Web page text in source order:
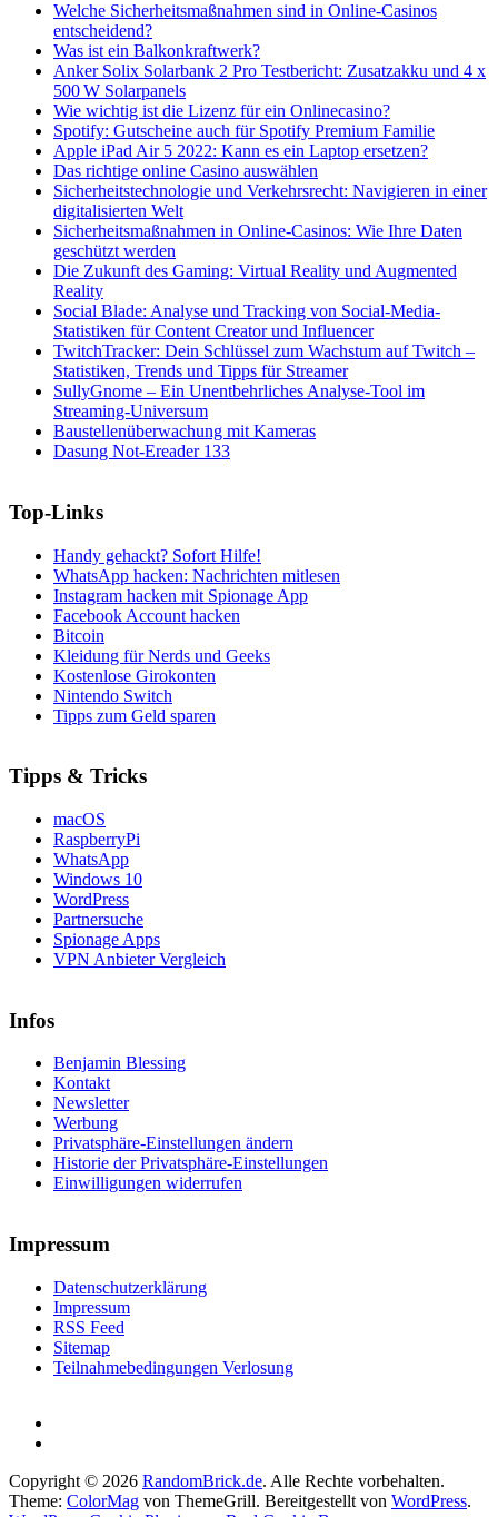
Welche Sicherheitsmaßnahmen sind in Online-Casinos
entscheidend?
Was ist ein Balkonkraftwerk?
Anker Solix Solarbank 2 Pro Testbericht: Zusatzakku und 4 x
500 W Solarpanels
Wie wichtig ist die Lizenz für ein Onlinecasino?
Spotify: Gutscheine auch für Spotify Premium Familie
Apple iPad Air 5 2022: Kann es ein Laptop ersetzen?
Das richtige online Casino auswählen
Sicherheitstechnologie und Verkehrsrecht: Navigieren in einer
digitalisierten Welt
Sicherheitsmaßnahmen in Online-Casinos: Wie Ihre Daten
geschützt werden
Die Zukunft des Gaming: Virtual Reality und Augmented
Reality
Social Blade: Analyse und Tracking von Social-Media-
Statistiken für Content Creator und Influencer
TwitchTracker: Dein Schlüssel zum Wachstum auf Twitch –
Statistiken, Trends und Tipps für Streamer
SullyGnome – Ein Unentbehrliches Analyse-Tool im
Streaming-Universum
Baustellenüberwachung mit Kameras
Dasung Not-Ereader 133
Top-Links
Handy gehackt? Sofort Hilfe!
WhatsApp hacken: Nachrichten mitlesen
Instagram hacken mit Spionage App
Facebook Account hacken
Bitcoin
Kleidung für Nerds und Geeks
Kostenlose Girokonten
Nintendo Switch
Tipps zum Geld sparen
Tipps & Tricks
macOS
RaspberryPi
WhatsApp
Windows 10
WordPress
Partnersuche
Spionage Apps
VPN Anbieter Vergleich
Infos
Benjamin Blessing
Kontakt
Newsletter
Werbung
Privatsphäre-Einstellungen ändern
Historie der Privatsphäre-Einstellungen
Einwilligungen widerrufen
Impressum
Datenschutzerklärung
Impressum
RSS Feed
Sitemap
Teilnahmebedingungen Verlosung
Copyright © 2026 RandomBrick.de. Alle Rechte vorbehalten.
Theme: ColorMag von ThemeGrill. Bereitgestellt von WordPress.